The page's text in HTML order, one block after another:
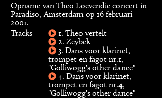
Opname van Theo Loevendie concert in
Paradiso, Amsterdam op 16 februari
2001.
Tracks
1. Theo vertelt
2. Zeybek
3. Dans voor klarinet,
trompet en fagot nr.1,
"Golliwogg's other dance"
4. Dans voor klarinet,
trompet en fagot nr.4,
"Golliwogg's other dance"